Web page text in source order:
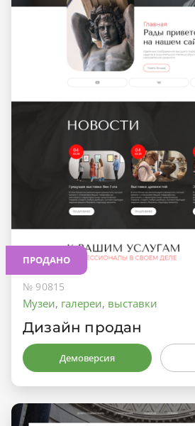
ПРОДАНО
№ 90815
Музеи, галереи, выставки
Дизайн продан
Демоверсия